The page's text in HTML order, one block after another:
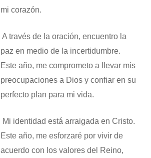
mi corazón.
​ A través de la oración, encuentro la
paz en medio de la incertidumbre.
Este año, me comprometo a llevar mis
preocupaciones a Dios y confiar en su
perfecto plan para mi vida.
​ Mi identidad está arraigada en Cristo.
Este año, me esforzaré por vivir de
acuerdo con los valores del Reino,